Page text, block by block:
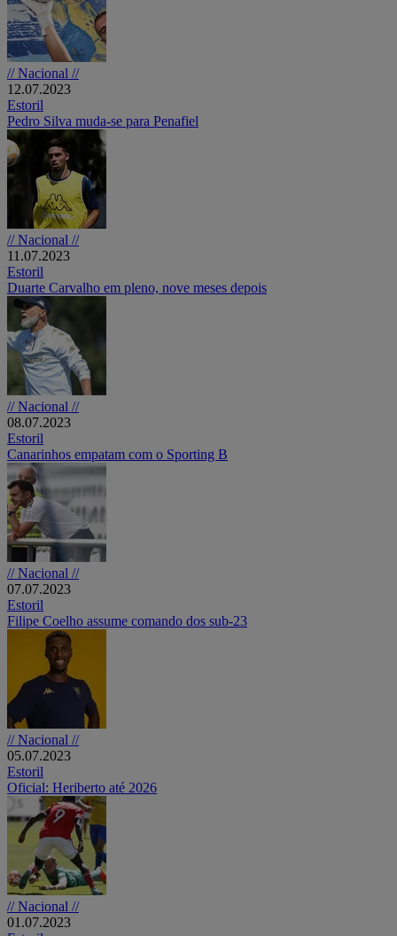
// Nacional //
12.07.2023
Estoril
Pedro Silva muda-se para Penafiel
// Nacional //
11.07.2023
Estoril
Duarte Carvalho em pleno, nove meses depois
// Nacional //
08.07.2023
Estoril
Canarinhos empatam com o Sporting B
// Nacional //
07.07.2023
Estoril
Filipe Coelho assume comando dos sub-23
// Nacional //
05.07.2023
Estoril
Oficial: Heriberto até 2026
// Nacional //
01.07.2023